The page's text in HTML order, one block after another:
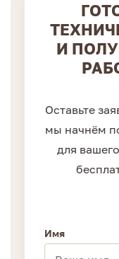
И
Оставьте
мы начнём
для
Имя